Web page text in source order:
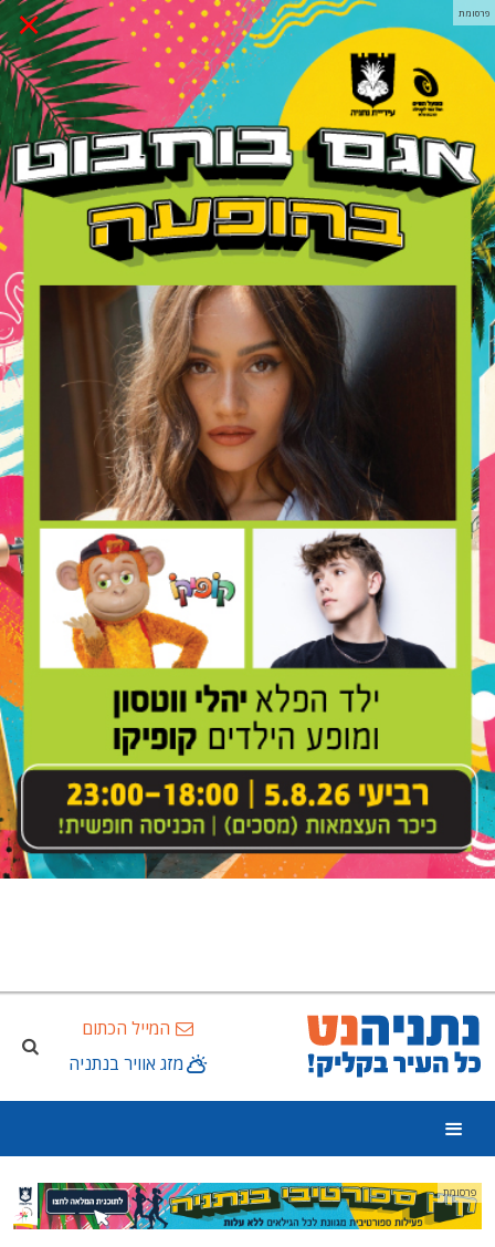
× פרסומת
המייל הכתום
מזג אוויר בנתניה
פרסומת